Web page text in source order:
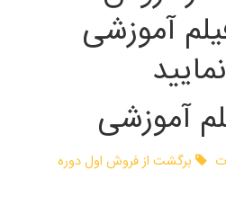
آموزشی
آموزشی
برگشت از فروش اول دوره